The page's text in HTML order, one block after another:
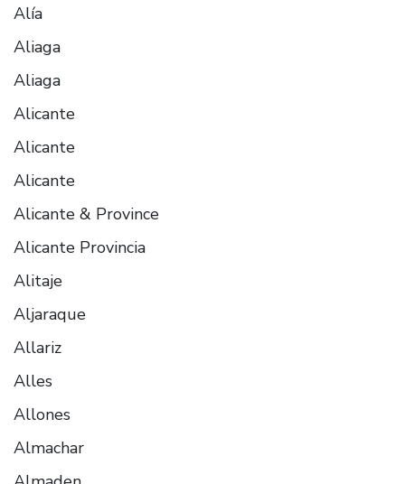
Alía
Aliaga
Aliaga
Alicante
Alicante
Alicante
Alicante & Province
Alicante Provincia
Alitaje
Aljaraque
Allariz
Alles
Allones
Almachar